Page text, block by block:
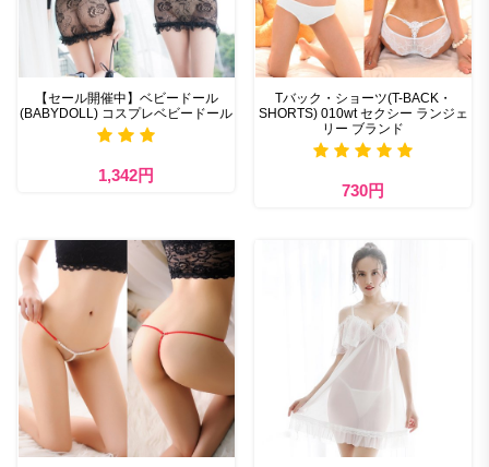
【セール開催中】ベビードール
(BABYDOLL) コスプレベビードール
1,342円
Tバック・ショーツ(T-BACK・
SHORTS) 010wt セクシー ランジェ
リー ブランド
730円